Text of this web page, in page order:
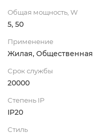
Общая мощность, W
5, 50
Применение
Жилая, Общественная
Срок службы
20000
Степень IP
IP20
Стиль